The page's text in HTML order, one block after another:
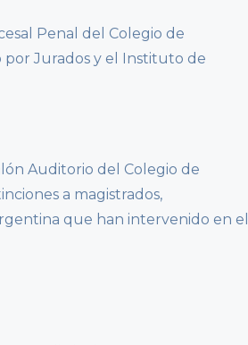
Penal del Colegio de
por Jurados y el Instituto de
Auditorio del Colegio de
a magistrados,
que han intervenido en el